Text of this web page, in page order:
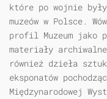
które po wojnie
muzeów w Polsce.
profil Muzeum jako
materiały
również dzieła
eksponatów
Międzynarodowej